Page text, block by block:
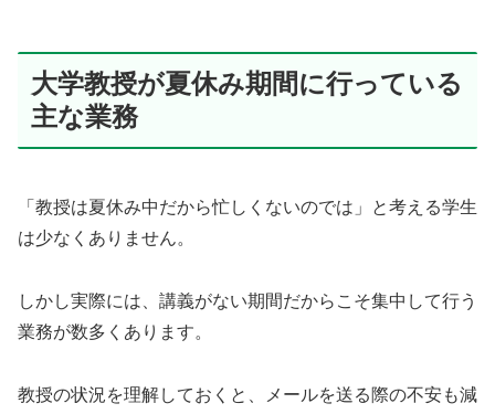
大学教授が夏休み期間に行っている
主な業務
「教授は夏休み中だから忙しくないのでは」と考える学生
は少なくありません。
しかし実際には、講義がない期間だからこそ集中して行う
業務が数多くあります。
教授の状況を理解しておくと、メールを送る際の不安も減